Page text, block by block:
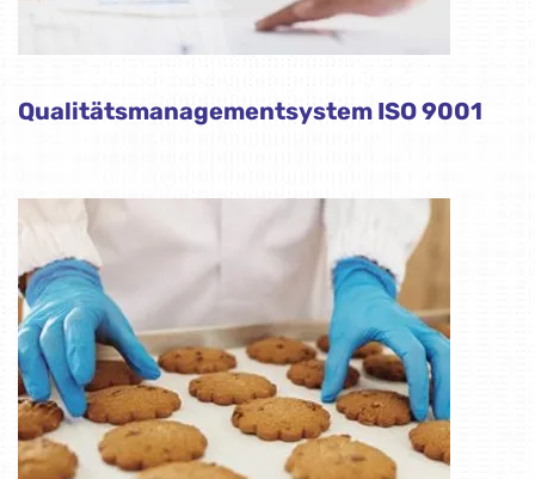
Qualitätsmanagementsystem ISO 9001